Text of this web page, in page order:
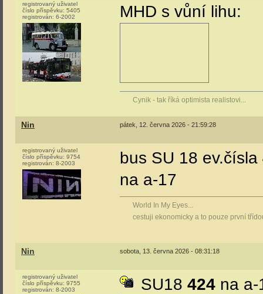
registrovaný uživatel
číslo příspěvku: 5405
registrován: 6-2002 MHD s vůní lihu:
Cynik - tak říká optimista realistovi...
Nin pátek, 12. června 2026 - 21:59:28
registrovaný uživatel
číslo příspěvku: 9754
registrován: 8-2003 bus SU 18 ev.čísla
na a-17
World In My Eyes...
cestuji ekonomicky a to pouze první
Nin sobota, 13. června 2026 - 08:31:18
registrovaný uživatel
číslo příspěvku: 9755
registrován: 8-2003 SU18 424 na a-